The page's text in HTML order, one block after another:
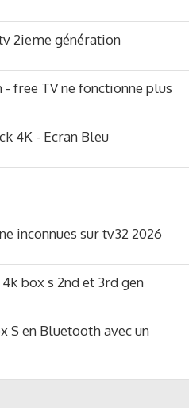
2ieme génération
free TV ne fonctionne plus
4K - Ecran Bleu
inconnues sur tv32 2026
box s 2nd et 3rd gen
S en Bluetooth avec un